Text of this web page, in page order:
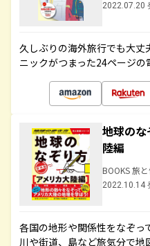
2022.07.20
久しぶりの海外旅行でも大丈
ニックがつまった24ページの
地球の
陸編
BOOKS 旅
2022.10.14
各国の地形や関係性をなぞっ
川や街道、島など旅気分で地